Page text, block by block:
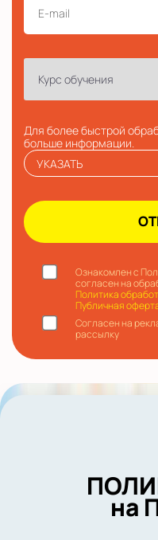
Для более быстрой
больше информации.
УКАЗАТЬ
Ознакомлен с
согласен на
Политика
Публичная
Согласен на
рассылку
на